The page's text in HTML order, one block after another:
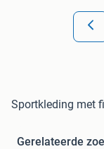
Sportkleding met
Gerelateerde